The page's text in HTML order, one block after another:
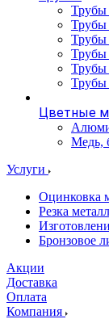
Трубы
Трубы
Трубы
Трубы
Трубы
Трубы
Цветные
Медь,
Услуги
Оцинковка
Резка
Бронзовое
Акции
Доставка
Оплата
Компания